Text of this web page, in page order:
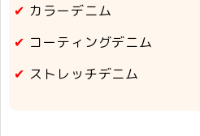
カラーデニム
コーティングデニム
ストレッチデニム